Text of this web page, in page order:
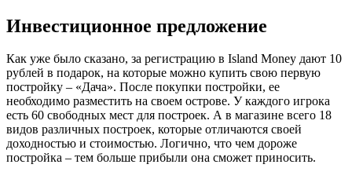
Инвестиционное предложение
Как уже было сказано, за регистрацию в Island Money дают 10
рублей в подарок, на которые можно купить свою первую
постройку – «Дача». После покупки постройки, ее
необходимо разместить на своем острове. У каждого игрока
есть 60 свободных мест для построек. А в магазине всего 18
видов различных построек, которые отличаются своей
доходностью и стоимостью. Логично, что чем дороже
постройка – тем больше прибыли она сможет приносить.